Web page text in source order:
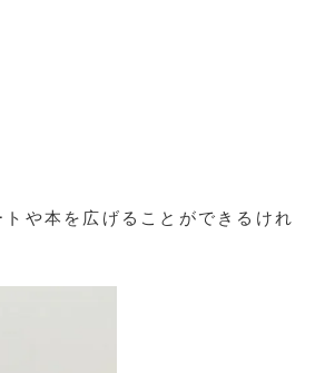
トや本を広げることができるけれ